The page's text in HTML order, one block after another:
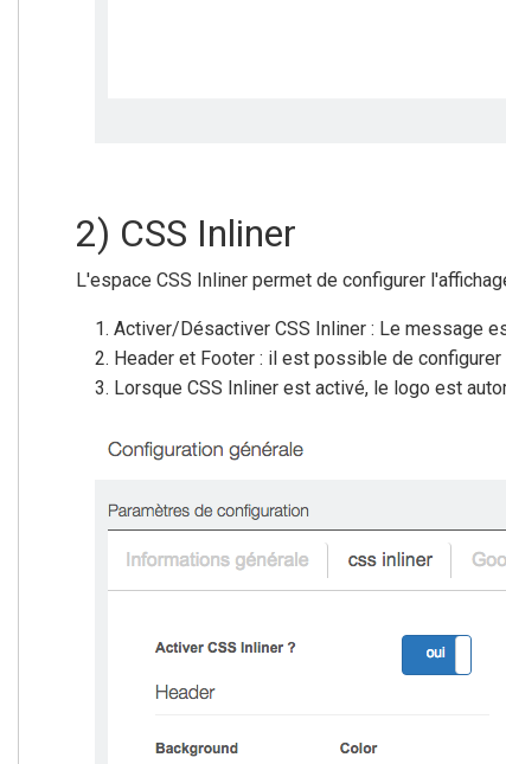
2) CSS Inliner
L'espace CSS Inliner permet de configurer
Activer/Désactiver CSS Inliner : Le message
Header et Footer : il est possible de
Lorsque CSS Inliner est activé, le logo est